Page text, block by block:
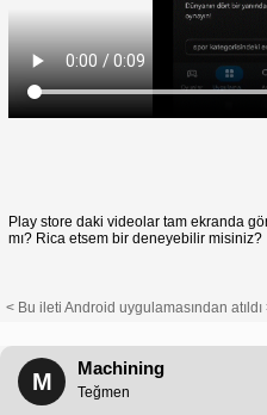
Play store daki videolar tam ekranda
mı? Rica etsem bir deneyebilir misiniz?
< Bu ileti Android uygulamasından atıldı
M
Machining
Teğmen